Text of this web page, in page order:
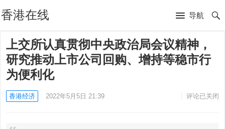
香港在线 导航
上交所认真贯彻中央政治局会议精神，
研究推动上市公司回购、增持等稳市行
为便利化
香港经济 2022年5月5日 21:39 评论已关闭